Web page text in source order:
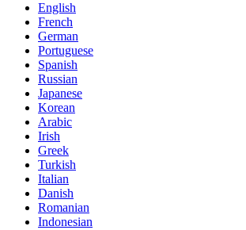
English
French
German
Portuguese
Spanish
Russian
Japanese
Korean
Arabic
Irish
Greek
Turkish
Italian
Danish
Romanian
Indonesian